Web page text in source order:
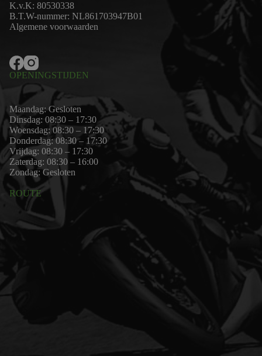
K.v.K: 80530338
B.T.W-nummer: NL861703947B01
Algemene voorwaarden
OPENINGSTIJDEN
Maandag: Gesloten
Dinsdag: 08:30 – 17:30
Woensdag: 08:30 – 17:30
Donderdag: 08:30 – 17:30
Vrijdag: 08:30 – 17:30
Zaterdag: 08:30 – 16:00
Zondag: Gesloten
ROUTE